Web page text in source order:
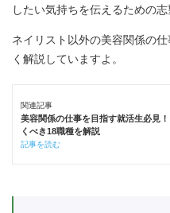
したい気持ちを伝えるための
ネイリスト以外の美容関係の
く解説していますよ。
関連記事
美容関係の仕事を目指す就活生必見
くべき18職種を解説
記事を読む